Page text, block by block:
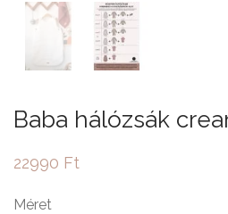
Baba hálózsák
22990 Ft
Méret